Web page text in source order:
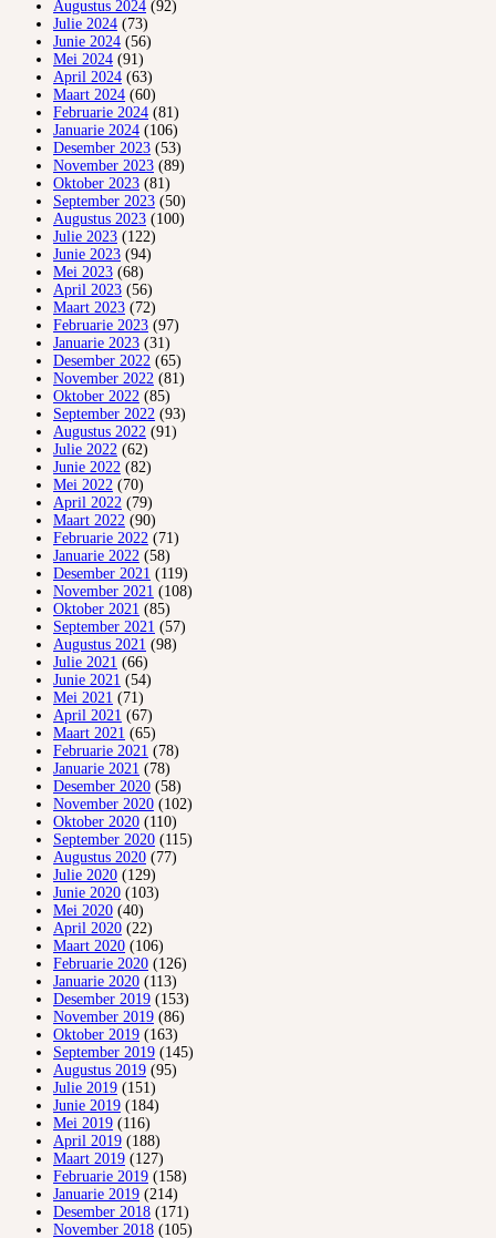
Augustus 2024 (92)
Julie 2024 (73)
Junie 2024 (56)
Mei 2024 (91)
April 2024 (63)
Maart 2024 (60)
Februarie 2024 (81)
Januarie 2024 (106)
Desember 2023 (53)
November 2023 (89)
Oktober 2023 (81)
September 2023 (50)
Augustus 2023 (100)
Julie 2023 (122)
Junie 2023 (94)
Mei 2023 (68)
April 2023 (56)
Maart 2023 (72)
Februarie 2023 (97)
Januarie 2023 (31)
Desember 2022 (65)
November 2022 (81)
Oktober 2022 (85)
September 2022 (93)
Augustus 2022 (91)
Julie 2022 (62)
Junie 2022 (82)
Mei 2022 (70)
April 2022 (79)
Maart 2022 (90)
Februarie 2022 (71)
Januarie 2022 (58)
Desember 2021 (119)
November 2021 (108)
Oktober 2021 (85)
September 2021 (57)
Augustus 2021 (98)
Julie 2021 (66)
Junie 2021 (54)
Mei 2021 (71)
April 2021 (67)
Maart 2021 (65)
Februarie 2021 (78)
Januarie 2021 (78)
Desember 2020 (58)
November 2020 (102)
Oktober 2020 (110)
September 2020 (115)
Augustus 2020 (77)
Julie 2020 (129)
Junie 2020 (103)
Mei 2020 (40)
April 2020 (22)
Maart 2020 (106)
Februarie 2020 (126)
Januarie 2020 (113)
Desember 2019 (153)
November 2019 (86)
Oktober 2019 (163)
September 2019 (145)
Augustus 2019 (95)
Julie 2019 (151)
Junie 2019 (184)
Mei 2019 (116)
April 2019 (188)
Maart 2019 (127)
Februarie 2019 (158)
Januarie 2019 (214)
Desember 2018 (171)
November 2018 (105)